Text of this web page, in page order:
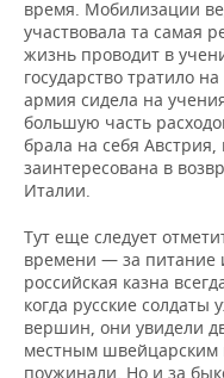
время. Мобилизации
участвовала та самая
жизнь проводит в
государство тратило
армия сидела на
большую часть
брала на себя
заинтересована в
Италии.
Тут еще следует
времени — за питание
российская казна
когда русские солдаты
вершин, они увидели
местным швейцарским
поужинали. Но и за